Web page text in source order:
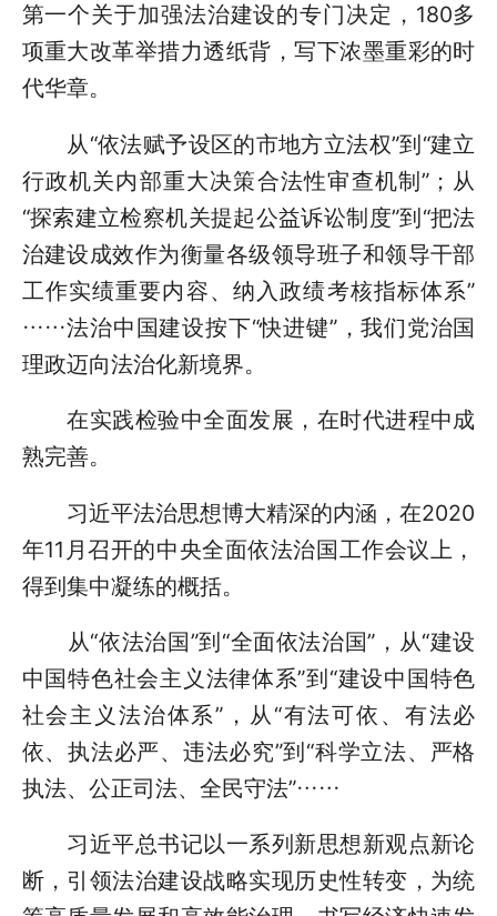
第一个关于加强法治建设的专门决定，180多
项重大改革举措力透纸背，写下浓墨重彩的时
代华章。
从“依法赋予设区的市地方立法权”到“建立
行政机关内部重大决策合法性审查机制”；从
“探索建立检察机关提起公益诉讼制度”到“把法
治建设成效作为衡量各级领导班子和领导干部
工作实绩重要内容、纳入政绩考核指标体系”
……法治中国建设按下“快进键”，我们党治国
理政迈向法治化新境界。
在实践检验中全面发展，在时代进程中成
熟完善。
习近平法治思想博大精深的内涵，在2020
年11月召开的中央全面依法治国工作会议上，
得到集中凝练的概括。
从“依法治国”到“全面依法治国”，从“建设
中国特色社会主义法律体系”到“建设中国特色
社会主义法治体系”，从“有法可依、有法必
依、执法必严、违法必究”到“科学立法、严格
执法、公正司法、全民守法”……
习近平总书记以一系列新思想新观点新论
断，引领法治建设战略实现历史性转变，为统